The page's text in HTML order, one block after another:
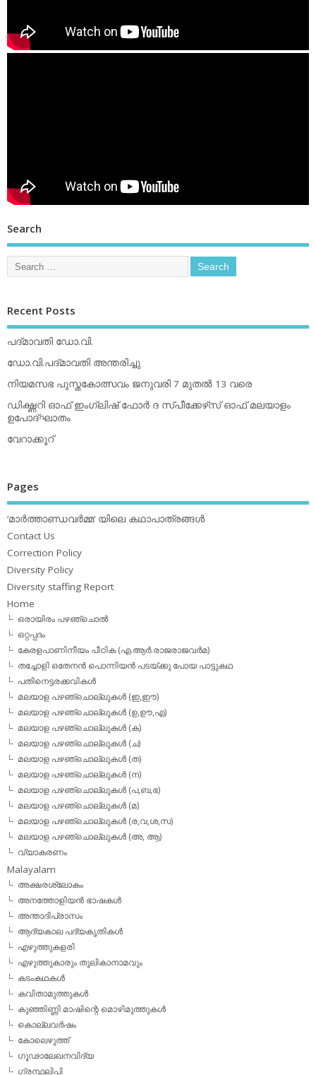
Search
Recent Posts
പദ്മാവതി ഡോ.വി.
ഡോ.വി.പദ്മാവതി അന്തരിച്ചു
നിയമസഭ പുസ്തകോത്സവം ജനുവരി 7 മുതല്‍ 13 വരെ
ഡിക്ഷ്ണറി ഓഫ് ഇംഗ്ലിഷ് ഫോര്‍ ദ സ്പീക്കേഴ്‌സ് ഓഫ് മലയാളം
ഉപോദ്ഘാതം
വേറാക്കൂറ്
Pages
‘മാര്‍ത്താണ്ഡവര്‍മ്മ’ യിലെ കഥാപാത്രങ്ങള്‍
Contact Us
Correction Policy
Diversity Policy
Diversity staffing Report
Home
ഒരായിരം പഴഞ്ചൊല്‍
ഒറ്റപ്പദം
കേരളപാണിനീയം പീഠിക (എ.ആര്‍.രാജരാജവര്‍മ)
തച്ചോളി ഒതേനൻ പൊന്നിയൻ പടയ്‌ക്കു പോയ പാട്ടുകഥ
പതിനെട്ടരക്കവികള്‍
മലയാള പഴഞ്ചൊല്ലുകള്‍ (ഇ,ഈ)
മലയാള പഴഞ്ചൊല്ലുകള്‍ (ഉ,ഊ,എ)
മലയാള പഴഞ്ചൊല്ലുകള്‍ (ക)
മലയാള പഴഞ്ചൊല്ലുകള്‍ (ച)
മലയാള പഴഞ്ചൊല്ലുകള്‍ (ത)
മലയാള പഴഞ്ചൊല്ലുകള്‍ (ന)
മലയാള പഴഞ്ചൊല്ലുകള്‍ (പ,ബ,ഭ)
മലയാള പഴഞ്ചൊല്ലുകള്‍ (മ)
മലയാള പഴഞ്ചൊല്ലുകള്‍ (ര,വ,ശ,സ)
മലയാള പഴഞ്ചൊല്ലുകൾ (അ, ആ)
വ്യാകരണം
Malayalam
അക്ഷരശ്ലോകം
അനത്തോളിയന്‍ ഭാഷകള്‍
അന്താദിപ്രാസം
ആദ്യകാല പദ്യകൃതികള്‍
എഴുത്തുകളരി
എഴുത്തുകാരും തൂലികാനാമവും
കടംകഥകള്‍
കവിതാമുത്തുകള്‍
കുഞ്ഞിണ്ണി മാഷിന്റെ മൊഴിമുത്തുകള്‍
കൊല്ലവര്‍ഷം
കോലെഴുത്ത്
ഗൂഢാലേഖനവിദ്യ
ഗ്രന്ഥലിപി